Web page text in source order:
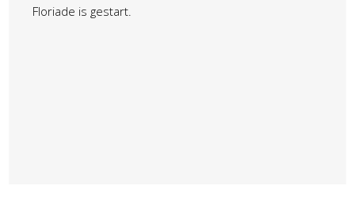
Floriade is gestart.